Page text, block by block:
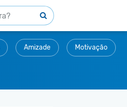
Amizade Motivação